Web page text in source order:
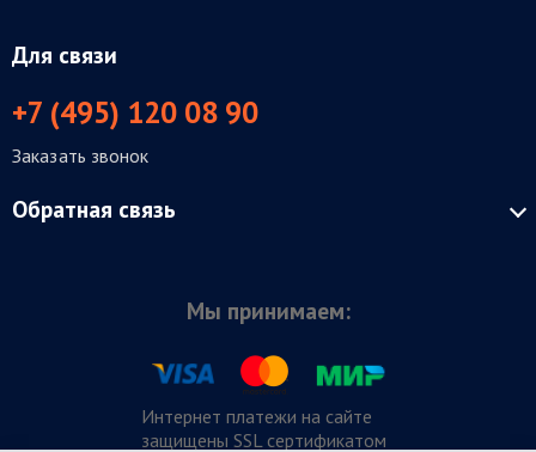
Для связи
+7 (495) 120 08 90
Заказать звонок
Обратная связь
Мы принимаем:
Интернет платежи на сайте
защищены SSL сертификатом